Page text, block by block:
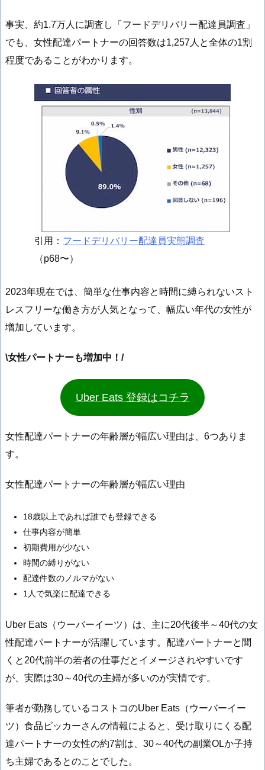
事実、約1.7万人に調査し「フードデリバリー配達員調査」
でも、女性配達パートナーの回答数は1,257人と全体の1割
程度であることがわかります。
引用： フードデリバリー配達員実態調査
（p68〜）
2023年現在では、簡単な仕事内容と時間に縛られないスト
レスフリーな働き方が人気となって、幅広い年代の女性が
増加しています。
\女性パートナーも増加中！/
Uber Eats 登録はコチラ
女性配達パートナーの年齢層が幅広い理由は、6つありま
す。
女性配達パートナーの年齢層が幅広い理由
18歳以上であれば誰でも登録できる
仕事内容が簡単
初期費用が少ない
時間の縛りがない
配達件数のノルマがない
1人で気楽に配達できる
Uber Eats（ウーバーイーツ）は、主に20代後半～40代の女
性配達パートナーが活躍しています。配達パートナーと聞
くと20代前半の若者の仕事だとイメージされやすいです
が、実際は30～40代の主婦が多いのが実情です。
筆者が勤務しているコストコのUber Eats（ウーバーイー
ツ）食品ピッカーさんの情報によると、受け取りにくる配
達パートナーの女性の約7割は、30～40代の副業OLか子持
ち主婦であるとのことでした。